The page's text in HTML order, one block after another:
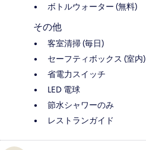
ボトルウォーター (無料)
その他
客室清掃 (毎日)
セーフティボックス (室内)
省電力スイッチ
LED 電球
節水シャワーのみ
レストランガイド